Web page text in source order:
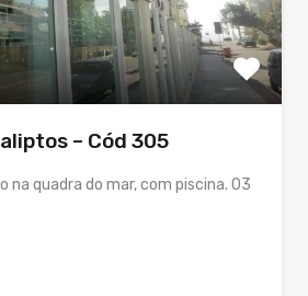
– Cód 305
quadra do mar, com piscina. 03